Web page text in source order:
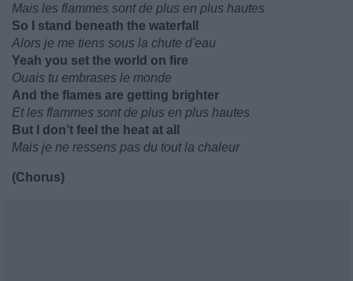
Mais les flammes sont de plus en plus hautes
So I stand beneath the waterfall
Alors je me tiens sous la chute d'eau
Yeah you set the world on fire
Ouais tu embrases le monde
And the flames are getting brighter
Et les flammes sont de plus en plus hautes
But I don’t feel the heat at all
Mais je ne ressens pas du tout la chaleur
(Chorus)